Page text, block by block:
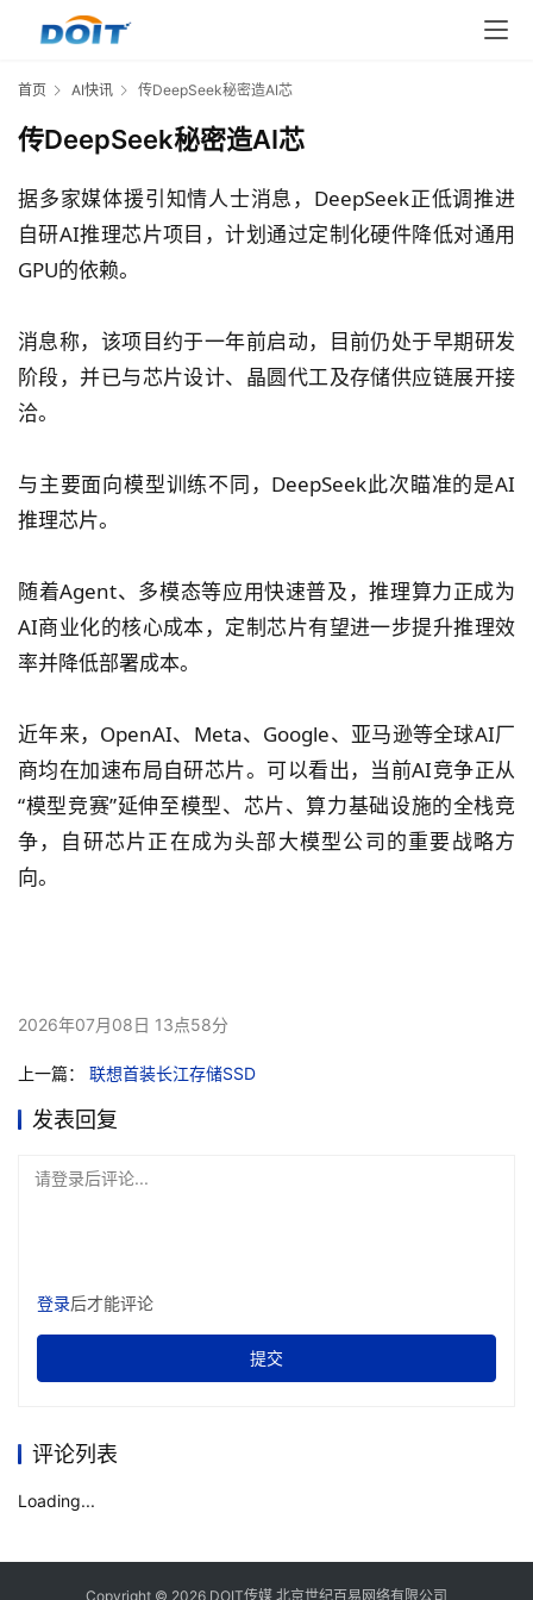
首页 AI快讯 传DeepSeek秘密造AI芯
传DeepSeek秘密造AI芯
据多家媒体援引知情人士消息，DeepSeek正低调推进
自研AI推理芯片项目，计划通过定制化硬件降低对通用
GPU的依赖。
消息称，该项目约于一年前启动，目前仍处于早期研发
阶段，并已与芯片设计、晶圆代工及存储供应链展开接
洽。
与主要面向模型训练不同，DeepSeek此次瞄准的是AI
推理芯片。
随着Agent、多模态等应用快速普及，推理算力正成为
AI商业化的核心成本，定制芯片有望进一步提升推理效
率并降低部署成本。
近年来，OpenAI、Meta、Google、亚马逊等全球AI厂
商均在加速布局自研芯片。可以看出，当前AI竞争正从
“模型竞赛”延伸至模型、芯片、算力基础设施的全栈竞
争，自研芯片正在成为头部大模型公司的重要战略方
向。
2026年07月08日 13点58分
上一篇： 联想首装长江存储SSD
发表回复
请登录后评论...
登录后才能评论
提交
评论列表
Loading...
Copyright © 2026 DOIT传媒 北京世纪百易网络有限公司